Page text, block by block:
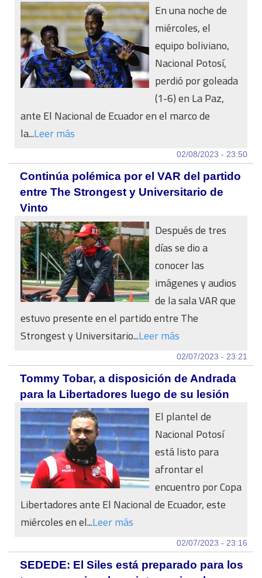
En una noche de
miércoles, el
equipo boliviano,
Nacional Potosí,
perdió por goleada
(1-6) en La Paz,
ante El Nacional de Ecuador en el marco de
la...Leer más
02/08/2023 - 23:50
Continúa polémica por el VAR del partido
entre The Strongest y Universitario de
Vinto
Después de tres
días se dio a
conocer las
imágenes y audios
de la sala VAR que
estuvo presente en el partido entre The
Strongest y Universitario...Leer más
02/07/2023 - 23:21
Tommy Tobar, a disposición de Andrada
para la Libertadores luego de su lesión
El plantel de
Nacional Potosí
está listo para
afrontar el
encuentro por Copa
Libertadores ante El Nacional de Ecuador, este
miércoles en el...Leer más
02/07/2023 - 23:16
SEDEDE: El Siles está preparado para los